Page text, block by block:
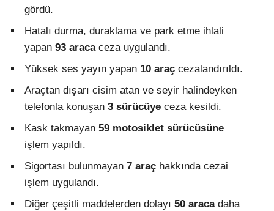
gördü.
Hatalı durma, duraklama ve park etme ihlali
yapan 93 aracaceza uygulandı.
Yüksek ses yayın yapan 10 araç cezalandırıldı.
Araçtan dışarı cisim atan ve seyir halindeyken
telefonla konuşan 3 sürücüye ceza kesildi.
Kask takmayan 59 motosiklet sürücüsüne
işlem yapıldı.
Sigortası bulunmayan 7 araç hakkında cezai
işlem uygulandı.
Diğer çeşitli maddelerden dolayı 50 aracadaha